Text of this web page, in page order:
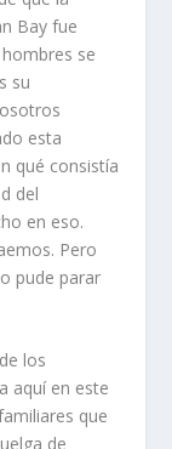
Bay fue
se
su
esta
qué consistía
del
en eso.
Pero
pude parar
los
aquí en este
que
de